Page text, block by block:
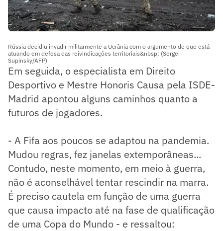
Rússia decidiu invadir militarmente a Ucrânia com o argumento de que está
atuando em defesa das reivindicações territoriais&nbsp; (Sergei
Supinsky/AFP)
Em seguida, o especialista em Direito
Desportivo e Mestre Honoris Causa pela ISDE-
Madrid apontou alguns caminhos quanto a
futuros de jogadores.
- A Fifa aos poucos se adaptou na pandemia.
Mudou regras, fez janelas extemporâneas...
Contudo, neste momento, em meio à guerra,
não é aconselhável tentar rescindir na marra.
É preciso cautela em função de uma guerra
que causa impacto até na fase de qualificação
de uma Copa do Mundo - e ressaltou: